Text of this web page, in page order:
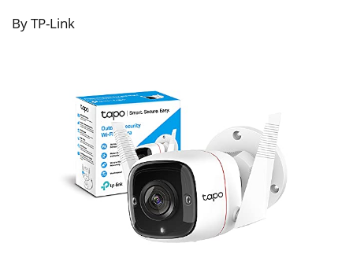
By TP-Link